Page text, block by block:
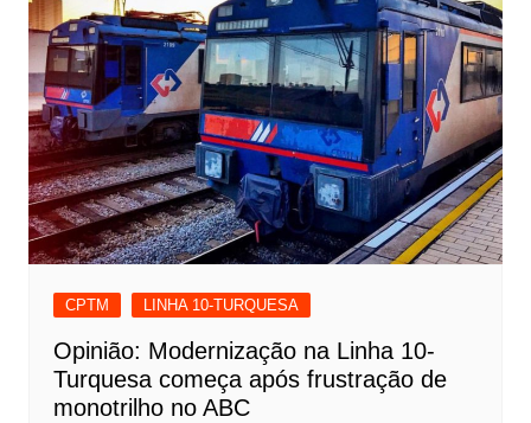
CPTM LINHA 10-TURQUESA
Opinião: Modernização na Linha 10-
Turquesa começa após frustração de
monotrilho no ABC